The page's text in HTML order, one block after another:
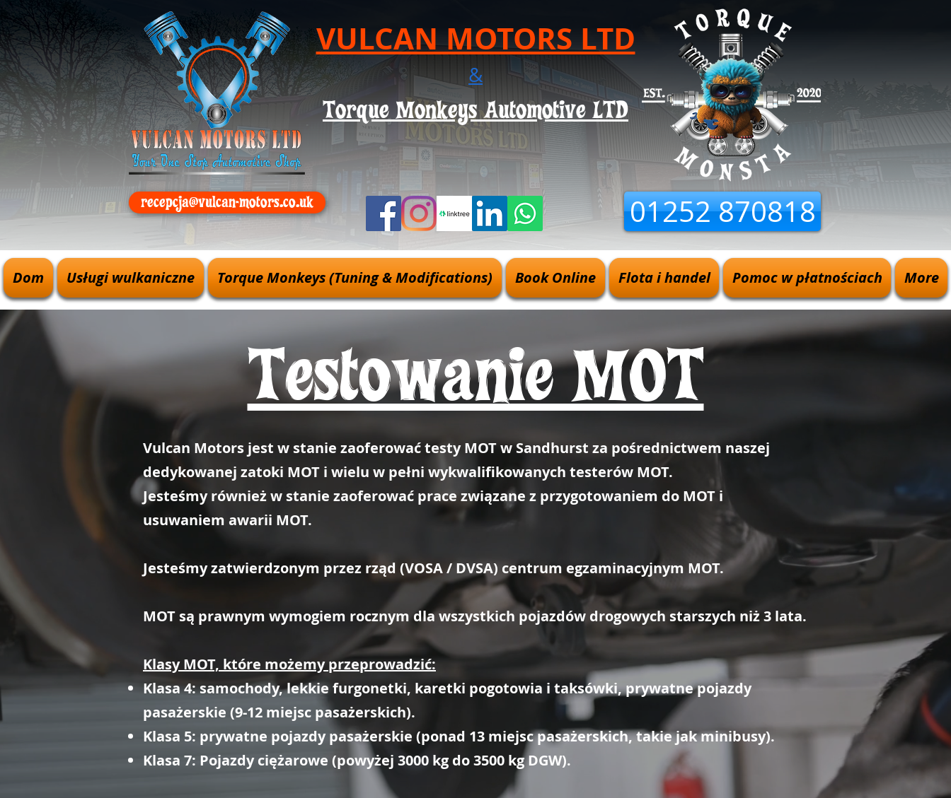
VULCAN MOTORS LTD
&
Torque Monkeys Automotive LTD
recepcja@vulcan-motors.co.uk 01252 870818
Dom Usługi wulkaniczne Torque Monkeys (Tuning & Modifications) Book Online Flota i handel Pomoc w płatnościach More
Testowanie MOT
Vulcan Motors jest w stanie zaoferować testy MOT w Sandhurst za pośrednictwem naszej
dedykowanej zatoki MOT i wielu w pełni wykwalifikowanych testerów MOT.
Jesteśmy również w stanie zaoferować prace związane z przygotowaniem do MOT i
usuwaniem awarii MOT.
Jesteśmy zatwierdzonym przez rząd (VOSA / DVSA) centrum egzaminacyjnym MOT.
MOT są prawnym wymogiem rocznym dla wszystkich pojazdów drogowych starszych niż 3 lata.
Klasy MOT, które możemy przeprowadzić:
Klasa 4: samochody, lekkie furgonetki, karetki pogotowia i taksówki, prywatne pojazdy
pasażerskie (9-12 miejsc pasażerskich).
Klasa 5: prywatne pojazdy pasażerskie (ponad 13 miejsc pasażerskich, takie jak minibusy).
Klasa 7: Pojazdy ciężarowe (powyżej 3000 kg do 3500 kg DGW).